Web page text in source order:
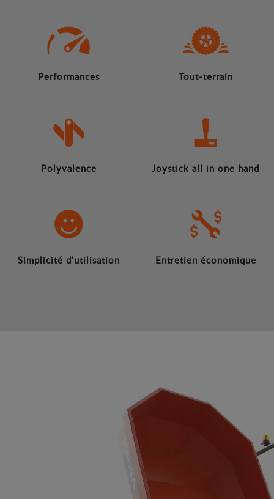
Performances Tout-terrain
Polyvalence Joystick all in one hand
Simplicité d'utilisation Entretien économique